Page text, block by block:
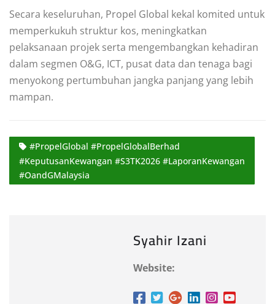
Secara keseluruhan, Propel Global kekal komited untuk
memperkukuh struktur kos, meningkatkan
pelaksanaan projek serta mengembangkan kehadiran
dalam segmen O&G, ICT, pusat data dan tenaga bagi
menyokong pertumbuhan jangka panjang yang lebih
mampan.
#PropelGlobal #PropelGlobalBerhad
#KeputusanKewangan #S3TK2026 #LaporanKewangan
#OandGMalaysia
Syahir Izani
Website: